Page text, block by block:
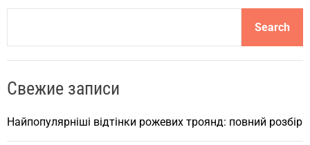
c
Search
Свежие записи
Найпопулярніші відтінки рожевих троянд: повний розбір